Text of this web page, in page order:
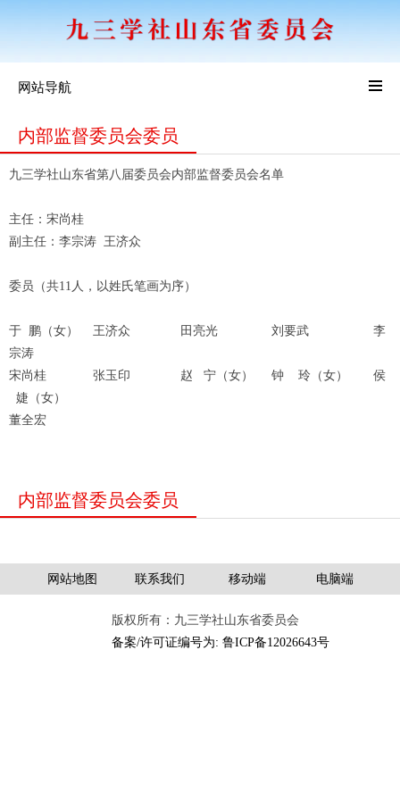
网站导航
内部监督委员会委员
九三学社山东省第八届委员会内部监督委员会名单
主任：宋尚桂
副主任：李宗涛 王济众
委员（共11人，以姓氏笔画为序）
于 鹏（女） 王济众 田亮光 刘要武 李
宗涛
宋尚桂 张玉印 赵 宁（女） 钟 玲（女） 侯
婕（女）
董全宏
内部监督委员会委员
网站地图 联系我们 移动端 电脑端
版权所有：九三学社山东省委员会
备案/许可证编号为: 鲁ICP备12026643号